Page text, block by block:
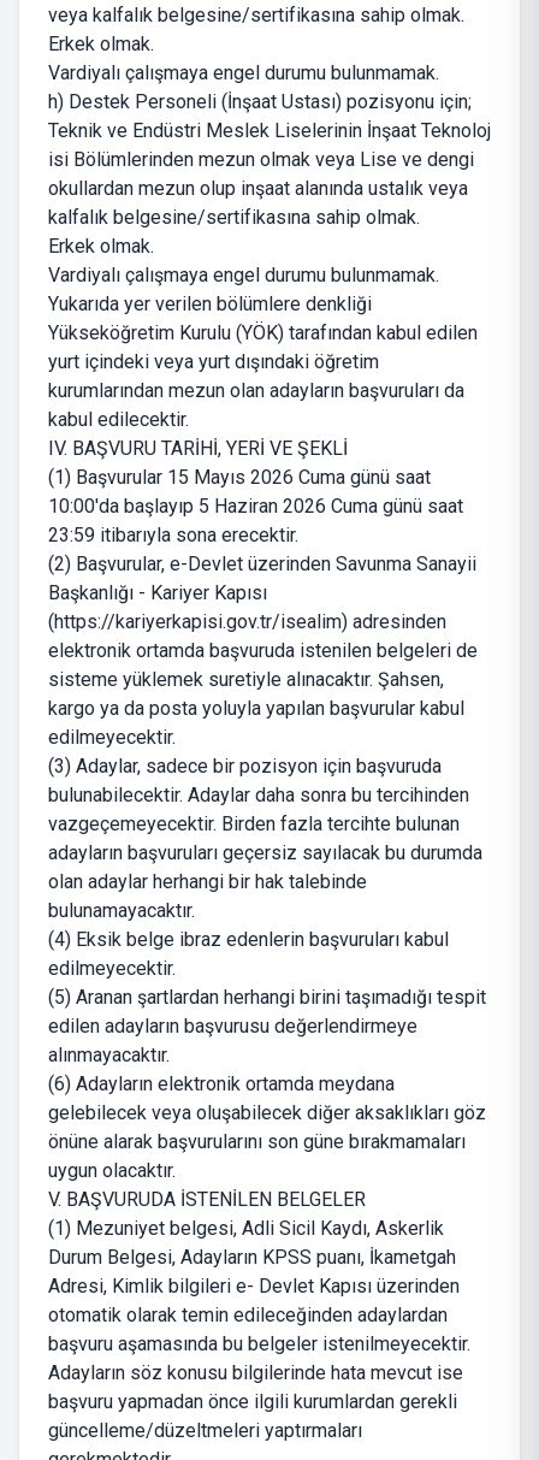
veya kalfalık belgesine/sertifikasına sahip olmak.
Erkek olmak.
Vardiyalı çalışmaya engel durumu bulunmamak.
h) Destek Personeli (İnşaat Ustası) pozisyonu için;
Teknik ve Endüstri Meslek Liselerinin İnşaat Teknoloj
isi Bölümlerinden mezun olmak veya Lise ve dengi
okullardan mezun olup inşaat alanında ustalık veya
kalfalık belgesine/sertifikasına sahip olmak.
Erkek olmak.
Vardiyalı çalışmaya engel durumu bulunmamak.
Yukarıda yer verilen bölümlere denkliği
Yükseköğretim Kurulu (YÖK) tarafından kabul edilen
yurt içindeki veya yurt dışındaki öğretim
kurumlarından mezun olan adayların başvuruları da
kabul edilecektir.
IV. BAŞVURU TARİHİ, YERİ VE ŞEKLİ
(1) Başvurular 15 Mayıs 2026 Cuma günü saat
10:00'da başlayıp 5 Haziran 2026 Cuma günü saat
23:59 itibarıyla sona erecektir.
(2) Başvurular, e-Devlet üzerinden Savunma Sanayii
Başkanlığı - Kariyer Kapısı
(https://kariyerkapisi.gov.tr/isealim) adresinden
elektronik ortamda başvuruda istenilen belgeleri de
sisteme yüklemek suretiyle alınacaktır. Şahsen,
kargo ya da posta yoluyla yapılan başvurular kabul
edilmeyecektir.
(3) Adaylar, sadece bir pozisyon için başvuruda
bulunabilecektir. Adaylar daha sonra bu tercihinden
vazgeçemeyecektir. Birden fazla tercihte bulunan
adayların başvuruları geçersiz sayılacak bu durumda
olan adaylar herhangi bir hak talebinde
bulunamayacaktır.
(4) Eksik belge ibraz edenlerin başvuruları kabul
edilmeyecektir.
(5) Aranan şartlardan herhangi birini taşımadığı tespit
edilen adayların başvurusu değerlendirmeye
alınmayacaktır.
(6) Adayların elektronik ortamda meydana
gelebilecek veya oluşabilecek diğer aksaklıkları göz
önüne alarak başvurularını son güne bırakmamaları
uygun olacaktır.
V. BAŞVURUDA İSTENİLEN BELGELER
(1) Mezuniyet belgesi, Adli Sicil Kaydı, Askerlik
Durum Belgesi, Adayların KPSS puanı, İkametgah
Adresi, Kimlik bilgileri e- Devlet Kapısı üzerinden
otomatik olarak temin edileceğinden adaylardan
başvuru aşamasında bu belgeler istenilmeyecektir.
Adayların söz konusu bilgilerinde hata mevcut ise
başvuru yapmadan önce ilgili kurumlardan gerekli
güncelleme/düzeltmeleri yaptırmaları